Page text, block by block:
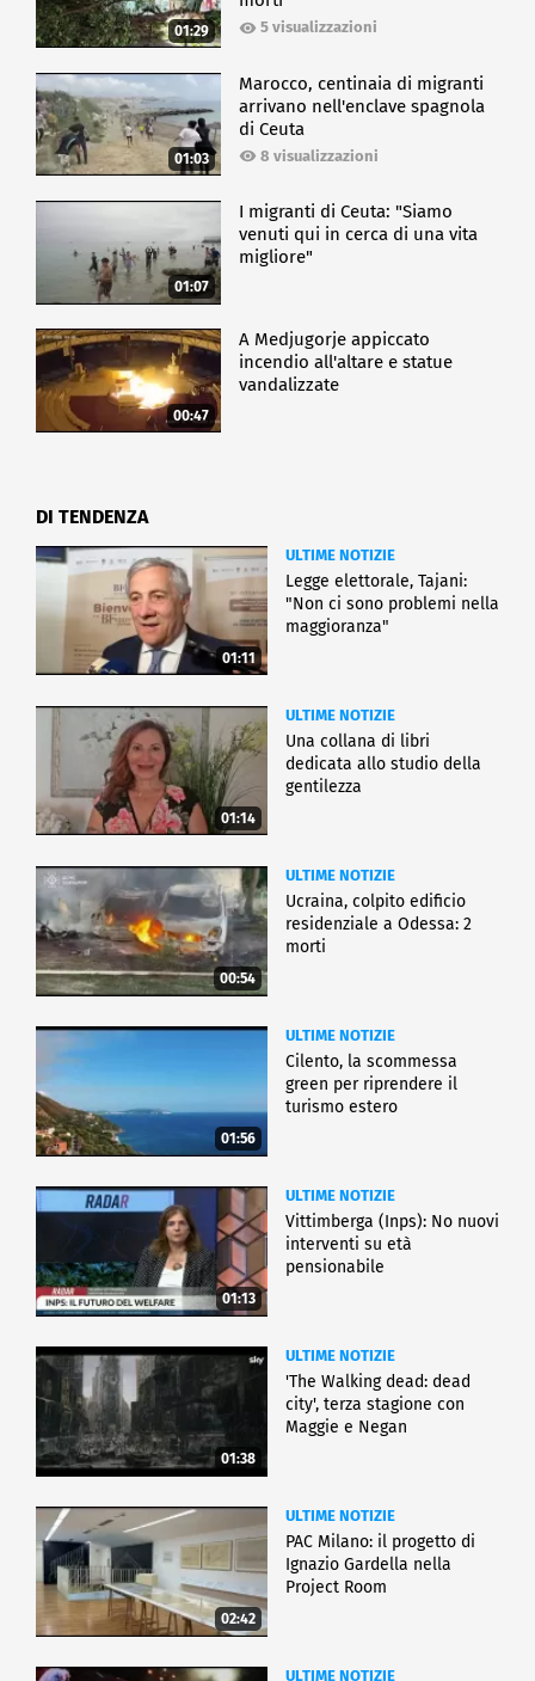
01:29 5 visualizzazioni
01:03
Marocco, centinaia di migranti
arrivano nell'enclave spagnola
di Ceuta
8 visualizzazioni
01:07
I migranti di Ceuta: "Siamo
venuti qui in cerca di una vita
migliore"
00:47
A Medjugorje appiccato
incendio all'altare e statue
vandalizzate
DI TENDENZA
01:11
ULTIME NOTIZIE
Legge elettorale, Tajani:
"Non ci sono problemi nella
maggioranza"
01:14
ULTIME NOTIZIE
Una collana di libri
dedicata allo studio della
gentilezza
00:54
ULTIME NOTIZIE
Ucraina, colpito edificio
residenziale a Odessa: 2
morti
01:56
ULTIME NOTIZIE
Cilento, la scommessa
green per riprendere il
turismo estero
01:13
ULTIME NOTIZIE
Vittimberga (Inps): No nuovi
interventi su età
pensionabile
01:38
ULTIME NOTIZIE
'The Walking dead: dead
city', terza stagione con
Maggie e Negan
02:42
ULTIME NOTIZIE
PAC Milano: il progetto di
Ignazio Gardella nella
Project Room
ULTIME NOTIZIE